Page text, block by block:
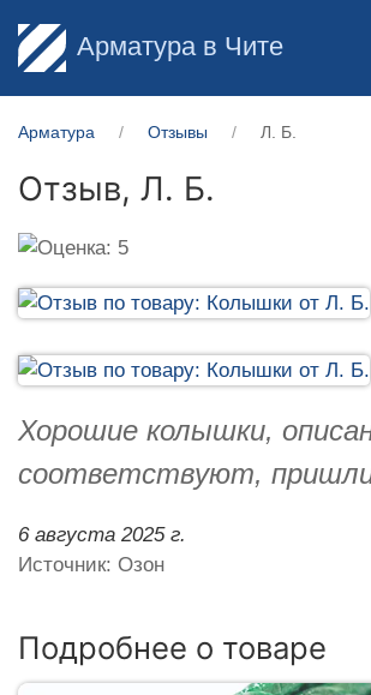
Арматура в Чите
Арматура Отзывы Л. Б.
Отзыв, Л. Б.
Хорошие колышки,
соответствуют, пришли
6 августа 2025 г.
Источник: Озон
Подробнее о товаре